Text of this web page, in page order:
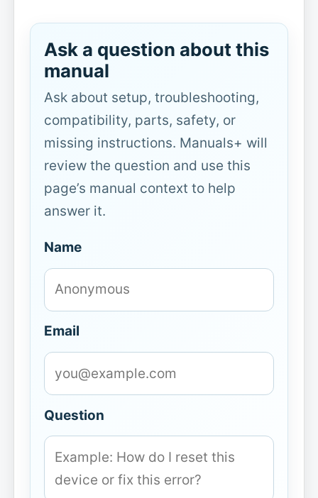
Ask a question about this
manual
Ask about setup, troubleshooting,
compatibility, parts, safety, or
missing instructions. Manuals+ will
review the question and use this
page’s manual context to help
answer it.
Name
Email
Question